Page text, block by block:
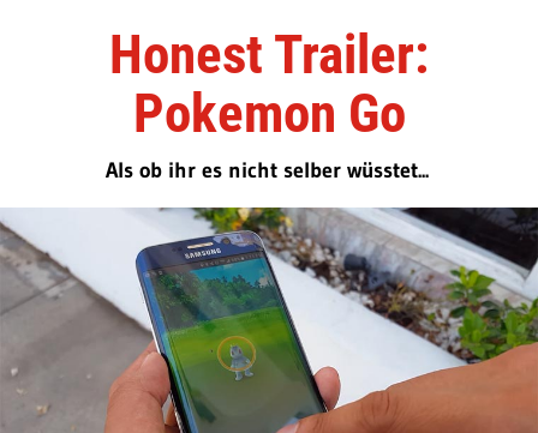
Honest Trailer:
Pokemon Go
Als ob ihr es nicht selber wüsstet...